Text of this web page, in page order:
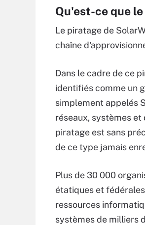
Qu'est-ce que
Le piratage de
chaîne
Dans le cadre de ce
identifiés comme un
simplement appelés
réseaux, systèmes et
piratage est sans
de ce type jamais
Plus de 30 000
étatiques et
ressources
systèmes de milliers